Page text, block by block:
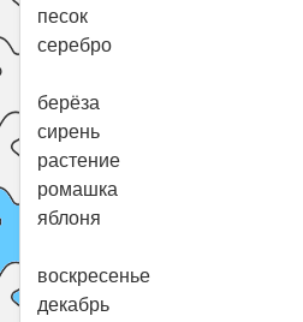
песок
серебро
берёза
сирень
растение
ромашка
яблоня
воскресенье
декабрь